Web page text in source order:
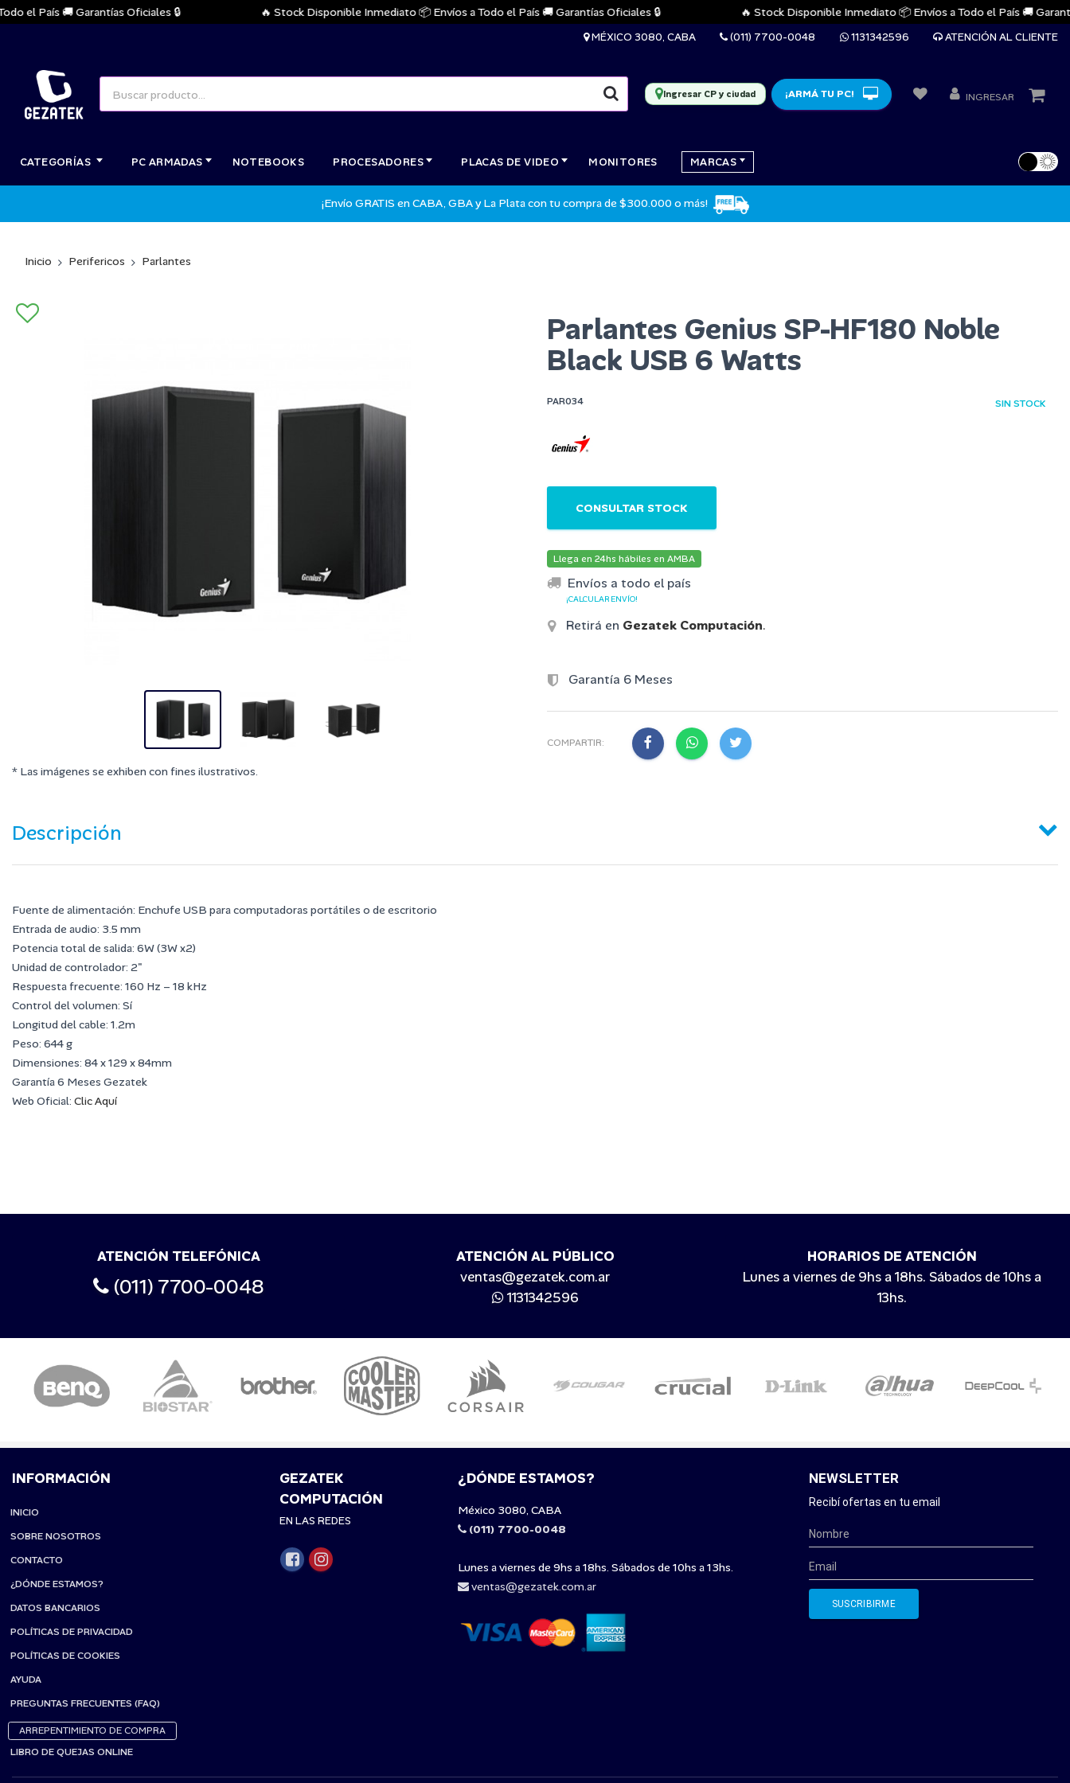
País 🚚 Garantías Oficiales 🔒 🔥 Stock Disponible Inmediato 📦 Envíos a Todo el País 🚚 Garantías Oficiales 🔒 🔥 Stock Disponible Inmediato 📦 Envíos a Todo el País 🚚 Garantías
MÉXICO 3080, CABA (011) 7700-0048 1131342596 ATENCIÓN AL CLIENTE
Ingresar CP y ciudad ¡ARMÁ TU PC! INGRESAR
CATEGORÍAS PC ARMADAS NOTEBOOKS PROCESADORES PLACAS DE VIDEO MONITORES MARCAS
¡Envío GRATIS en CABA, GBA y La Plata con tu compra de $300.000 o más!
Inicio Perifericos Parlantes
* Las imágenes se exhiben con fines ilustrativos.
Parlantes Genius SP-HF180 Noble
Black USB 6 Watts
PAR034 SIN STOCK
CONSULTAR STOCK
Llega en 24hs hábiles en AMBA
Envíos a todo el país
¡CALCULAR ENVÍO!
Retirá en Gezatek Computación.
Garantía 6 Meses
COMPARTIR:
Descripción
Fuente de alimentación: Enchufe USB para computadoras portátiles o de escritorio
Entrada de audio: 3.5 mm
Potencia total de salida: 6W (3W x2)
Unidad de controlador: 2"
Respuesta frecuente: 160 Hz – 18 kHz
Control del volumen: Sí
Longitud del cable: 1.2m
Peso: 644 g
Dimensiones: 84 x 129 x 84mm
Garantía 6 Meses Gezatek
Web Oficial: Clic Aquí
ATENCIÓN TELEFÓNICA
(011) 7700-0048
ATENCIÓN AL PÚBLICO
ventas@gezatek.com.ar
1131342596
HORARIOS DE ATENCIÓN
Lunes a viernes de 9hs a 18hs. Sábados de 10hs a
13hs.
INFORMACIÓN
INICIO
SOBRE NOSOTROS
CONTACTO
¿DÓNDE ESTAMOS?
DATOS BANCARIOS
POLÍTICAS DE PRIVACIDAD
POLÍTICAS DE COOKIES
AYUDA
PREGUNTAS FRECUENTES (FAQ)
ARREPENTIMIENTO DE COMPRA
LIBRO DE QUEJAS ONLINE
GEZATEK
COMPUTACIÓN
EN LAS REDES
¿DÓNDE ESTAMOS?
México 3080, CABA
(011) 7700-0048
Lunes a viernes de 9hs a 18hs. Sábados de 10hs a 13hs.
ventas@gezatek.com.ar
NEWSLETTER
Recibí ofertas en tu email